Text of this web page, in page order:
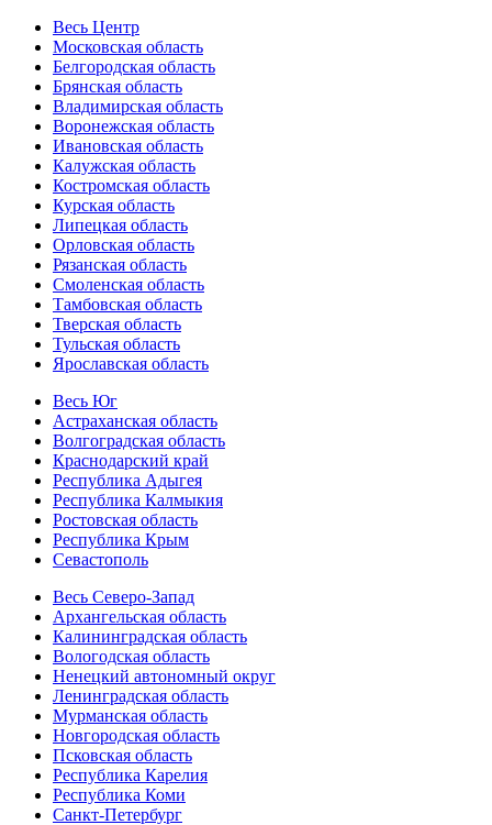
Весь Центр
Московская область
Белгородская область
Брянская область
Владимирская область
Воронежская область
Ивановская область
Калужская область
Костромская область
Курская область
Липецкая область
Орловская область
Рязанская область
Смоленская область
Тамбовская область
Тверская область
Тульская область
Ярославская область
Весь Юг
Астраханская область
Волгоградская область
Краснодарский край
Республика Адыгея
Республика Калмыкия
Ростовская область
Республика Крым
Севастополь
Весь Северо-Запад
Архангельская область
Калининградская область
Вологодская область
Ненецкий автономный округ
Ленинградская область
Мурманская область
Новгородская область
Псковская область
Республика Карелия
Республика Коми
Санкт-Петербург